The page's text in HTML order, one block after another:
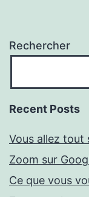
Rechercher
Recent Posts
Vous allez tout
Zoom sur
Ce que vous